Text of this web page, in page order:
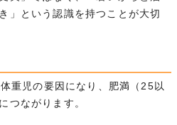
」という認識を持つことが大切
重児の要因になり、肥満（25以
つながります。